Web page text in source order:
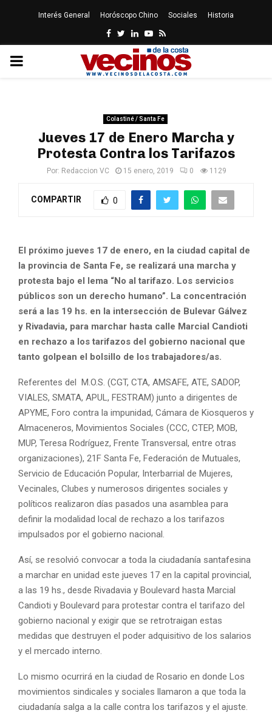
Interés General Horóscopo Chino Sociales Historia
Facebook
Twitter
LinkedinYoutube
Rss
PRIMARY
Colastiné / Santa Fe
Jueves 17 de Enero Marcha y
Protesta Contra los Tarifazos
Por: Redaccion VC 15 enero, 2019 0 1129
COMPARTIR 0
El próximo jueves 17 de enero, en la ciudad capital de
la provincia de Santa Fe, se realizará una marcha y
protesta bajo el lema “No al tarifazo. Los servicios
públicos son un derecho humano”. La concentración
será a las 19 hs. en la intersección de Bulevar Gálvez
y Rivadavia, para marchar hasta calle Marcial Candioti
en rechazo a los tarifazos del gobierno nacional que
tanto golpean el bolsillo de los trabajadores/as.
Referentes del M.O.S. (CGT, CTA, AMSAFE, ATE, SADOP,
VIALES, SMATA, APUL, FESTRAM) junto a dirigentes de
APYME, Foro contra la impunidad, Cámara de Kiosqueros y
Almaceneros, Movimientos Sociales (CCC, CTEP, MOB,
MUP, Teresa Rodríguez, Frente Transversal, entre otras
organizaciones), 21F Santa Fe, Federación de Mutuales,
Servicio de Educación Popular, Interbarrial de Mujeres,
Vecinales, Clubes y numerosos dirigentes sociales y
políticos realizaron días pasados una asamblea para
definir la modalidad local de rechazo a los tarifazos
impulsados por el gobierno nacional.
Así, se resolvió convocar a toda la ciudadanía santafesina
a marchar en unidad este jueves 17 en la capital provincial,
a las 19 hs., desde Rivadavia y Boulevard hasta Marcial
Candioti y Boulevard para protestar contra el tarifazo del
gobierno nacional y exigir que se retrotraigan estas
medidas que destruyen el poder adquisitivo de los salarios
y el mercado interno.
Lo mismo ocurrirá en la ciudad de Rosario en donde Los
movimientos sindicales y sociales llamaron a que toda la
ciudadanía salga a la calle contra los tarifazos y el ajuste.